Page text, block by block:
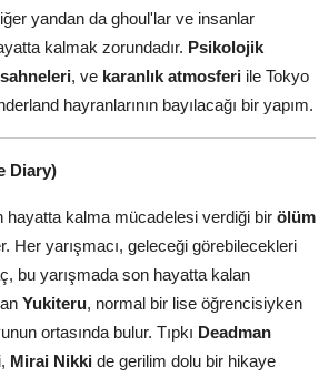
yandan da ghoul'lar ve insanlar
kalmak zorundadır. Psikolojik
, ve karanlık atmosferi ile Tokyo
hayranlarının bayılacağı bir yapım.
Diary)
hayatta kalma mücadelesi verdiği bir ölüm
Her yarışmacı, geleceği görebilecekleri
bu yarışmada son hayatta kalan
Yukiteru, normal bir lise öğrencisiyken
ortasında bulur. Tıpkı Deadman
Mirai Nikki de gerilim dolu bir hikaye